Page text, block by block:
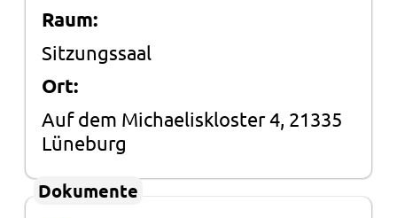
Raum:
Sitzungssaal
Ort:
Auf dem Michaeliskloster 4, 21335
Lüneburg
Dokumente